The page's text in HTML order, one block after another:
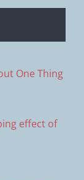
One Thing
effect of